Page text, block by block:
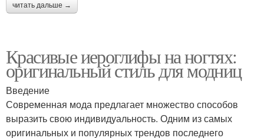
читать дальше →
Красивые иероглифы на ногтях:
оригинальный стиль для модниц
Введение
Современная мода предлагает множество способов
выразить свою индивидуальность. Одним из самых
оригинальных и популярных трендов последнего